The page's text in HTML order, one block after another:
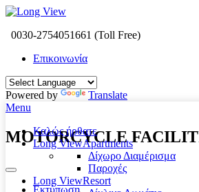
0030-2754051661 (Toll Free)
Επικοινωνία
Powered by
Translate
Menu
Καλώς ήρθατε
Long ViewApartments
Δίχωρο Διαμέρισμα
Παροχές
Long ViewResort
MOTORCYCLE
Εκτύπωση